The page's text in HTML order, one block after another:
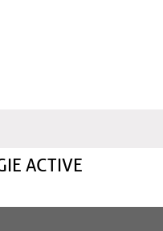
ACTIVE